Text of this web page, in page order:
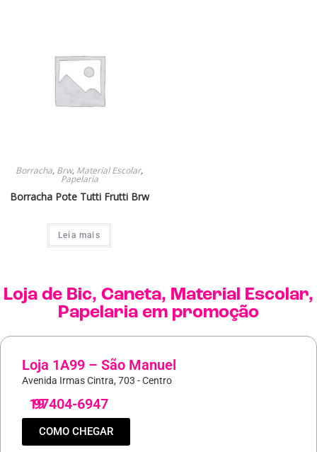
Borracha, Brw, Material Escolar,
Papelaria
Borracha Pote Tutti Frutti Brw
Leia mais
Loja de Bic, Caneta, Material Escolar,
Papelaria em promoção
Loja 1A99 – São Manuel
Avenida Irmas Cintra, 703 - Centro
19
97404-6947
COMO CHEGAR